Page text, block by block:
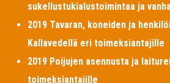
sukellustukialustoimintaa ja
2019 Tavaran, koneiden ja
Kallavedellä eri toimeksiantajille
2019 Poijujen asennusta ja
toimeksiantajille